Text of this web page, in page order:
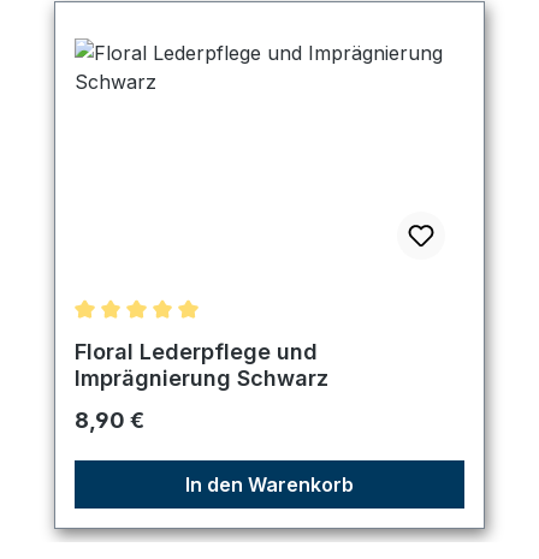
Durchschnittliche Bewertung von 5 von 5 Sternen
Floral Lederpflege und
Imprägnierung Schwarz
Regulärer Preis:
8,90 €
In den Warenkorb